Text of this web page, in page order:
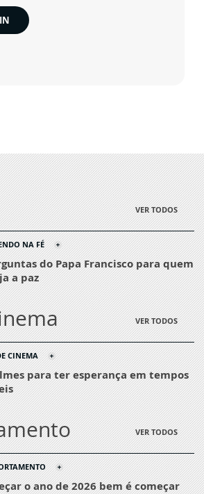
VER TODOS
NA FÉ
do Papa Francisco para quem
a paz
VER TODOS
CINEMA
para ter esperança em tempos
VER TODOS
o ano de 2026 bem é começar